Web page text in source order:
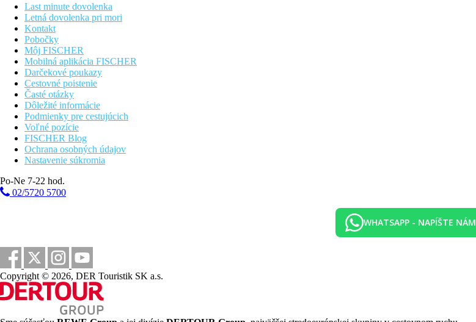
Last minute dovolenka
Letná dovolenka pri mori
Kontakt
Pobočky
Môj FISCHER
Mobilná aplikácia FISCHER
Darčekové poukazy
Cestovné poistenie
Časté otázky
Dôležité informácie
Podmienky pre cestujúcich
Voľné pozície
FISCHER Blog
Ochrana osobných údajov
Nastavenie súkromia
Po-Ne 7-22 hod.
02/5720 5700
WHATSAPP - NAPÍŠTE NÁM
Copyright © 2026, DER Touristik SK a.s.